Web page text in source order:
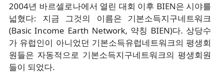
2004년 바르셀로나에서 열린 대회 이후 BIEN은 시야를
넓혔다: 지금 그것의 이름은 기본소득지구네트워크
(Basic Income Earth Network, 약칭 BIEN)다. 상당수
가 유럽인이 아니었던 기본소득유럽네트워크의 평생회
원들은 자동적으로 기본소득지구네트워크의 평생회원
들이 되었다.